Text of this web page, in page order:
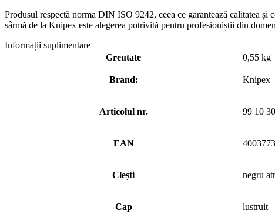
Produsul respectă norma DIN ISO 9242, ceea ce garantează calitatea
sârmă de la Knipex este alegerea potrivită pentru profesioniștii din
Informații suplimentare
Greutate
0,55 kg
Brand: Knipex
Articolul nr. 99 10
EAN
Clești negru
Cap lustruit